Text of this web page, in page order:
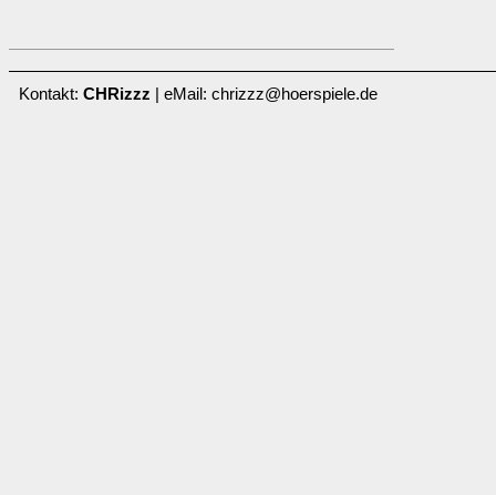
Kontakt: CHRizzz | eMail: chrizzz@hoerspiele.de